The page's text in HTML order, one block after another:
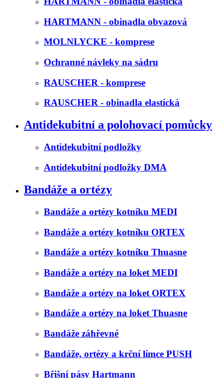
HARTMANN - obinadla obvazová
MOLNLYCKE - komprese
Ochranné návleky na sádru
RAUSCHER - komprese
RAUSCHER - obinadla elastická
Antidekubitní a polohovací pomůcky
Antidekubitní podložky
Antidekubitní podložky DMA
Bandáže a ortézy
Bandáže a ortézy kotníku MEDI
Bandáže a ortézy kotníku ORTEX
Bandáže a ortézy kotníku Thuasne
Bandáže a ortézy na loket MEDI
Bandáže a ortézy na loket ORTEX
Bandáže a ortézy na loket Thuasne
Bandáže záhřevné
Bandáže, ortézy a krční límce PUSH
Břišní pásy Hartmann